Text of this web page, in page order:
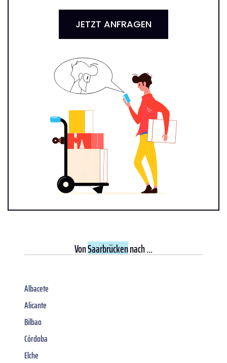
JETZT ANFRAGEN
VonSaarbrückennach ...
Albacete
Alicante
Bilbao
Córdoba
Elche